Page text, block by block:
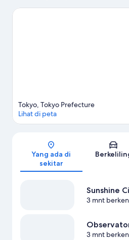
periksa Kubah Tokyo atau Nippon
Peta
Tokyo, Tokyo Prefecture
Lihat di peta
Yang ada di
sekitar
Sunshine
3 mnt
3 mnt